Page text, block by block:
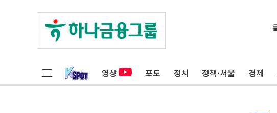
영상 포토 정치 정책·서울 경제